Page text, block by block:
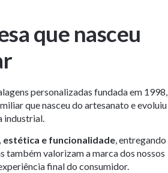
que nasceu
personalizadas fundada em 1998,
que nasceu do artesanato e evoluiu
industrial.
estética e funcionalidade, entregando
também valorizam a marca dos nossos
final do consumidor.